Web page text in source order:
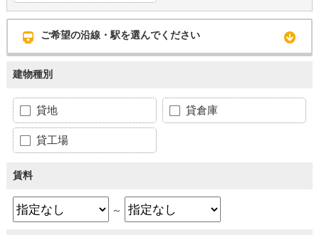
ご希望の沿線・駅を選んでください
建物種別
貸地 貸倉庫
貸工場
賃料
～